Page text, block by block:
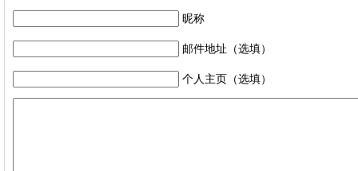
昵称
邮件地址（选填）
个人主页（选填）